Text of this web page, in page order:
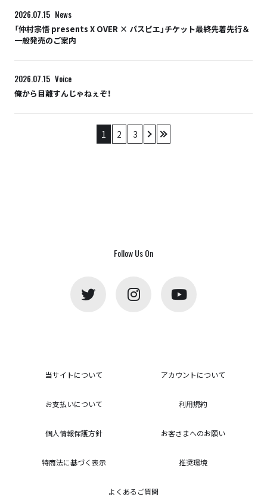
2026.07.15 News
「仲村宗悟 presents X OVER × パスピエ」チケット最終先着先行＆
一般発売のご案内
2026.07.15 Voice
俺から目離すんじゃねぇぞ！
1 2 3 › »
Follow Us On
当サイトについて アカウントについて
お支払いについて 利用規約
個人情報保護方針 お客さまへのお願い
特商法に基づく表示 推奨環境
よくあるご質問